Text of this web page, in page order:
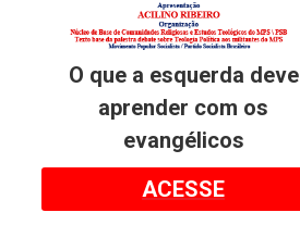
O que a esquerda deve
aprender com os
evangélicos
ACESSE